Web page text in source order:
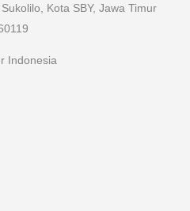
Kota SBY, Jawa Timur
Indonesia